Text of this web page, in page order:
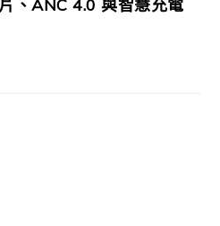
、ANC 4.0 與智慧充電